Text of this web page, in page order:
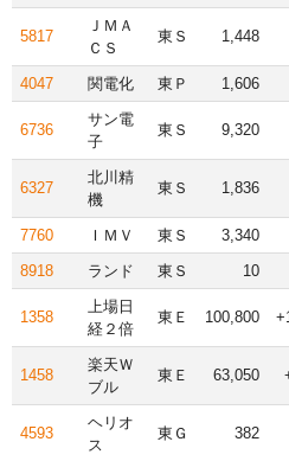
5817
ＪＭＡ
ＣＳ
東Ｓ 1,448
4047 関電化 東Ｐ 1,606
6736
サン電
子
東Ｓ 9,320
6327
北川精
機
東Ｓ 1,836
7760 ＩＭＶ 東Ｓ 3,340
8918
ランド 東Ｓ 10
1358
上場日
経２倍
東Ｅ 100,800
1458
楽天Ｗ
ブル
東Ｅ 63,050
4593
ヘリオ
ス
東Ｇ 382